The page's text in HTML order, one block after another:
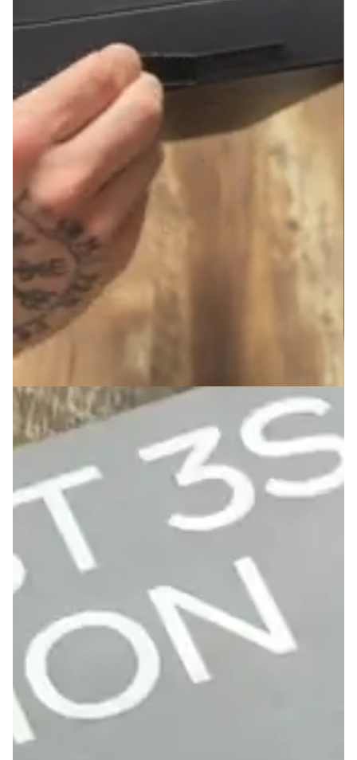
Garantia
Especificações
Entrega Garantida
Vídeo: Conheça mais sobre o Meta Quest
3S Xbox Edition
Avaliações